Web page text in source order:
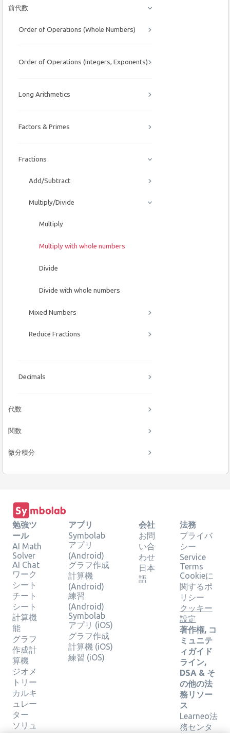
前代数
Order of Operations (Whole Numbers)
Order of Operations (Integers, Exponents)
Long Arithmetics
Factors & Primes
Fractions
Add/Subtract
Multiply/Divide
Multiply
Multiply with whole numbers
Divide
Divide with whole numbers
Mixed Numbers
Reduce Fractions
Decimals
代数
関数
微分積分
勉強ツ
ール
AI Math
Solver
AI Chat
ワーク
シート
チート
シート
計算機
能
グラフ
作成計
算機
ジオメ
トリー
カルキ
ュレー
ター
ソリュ
アプリ
Symbolab
アプリ
(Android)
グラフ作成
計算機
(Android)
練習
(Android)
Symbolab
アプリ (iOS)
グラフ作成
計算機 (iOS)
練習 (iOS)
会社
お問
い合
わせ
日本
語
法務
プライバ
シー
Service
Terms
Cookieに
関するポ
リシー
クッキー
設定
著作権, コ
ミュニテ
ィガイド
ライン,
DSA & そ
の他の法
務リソー
ス
Learneo法
務センタ